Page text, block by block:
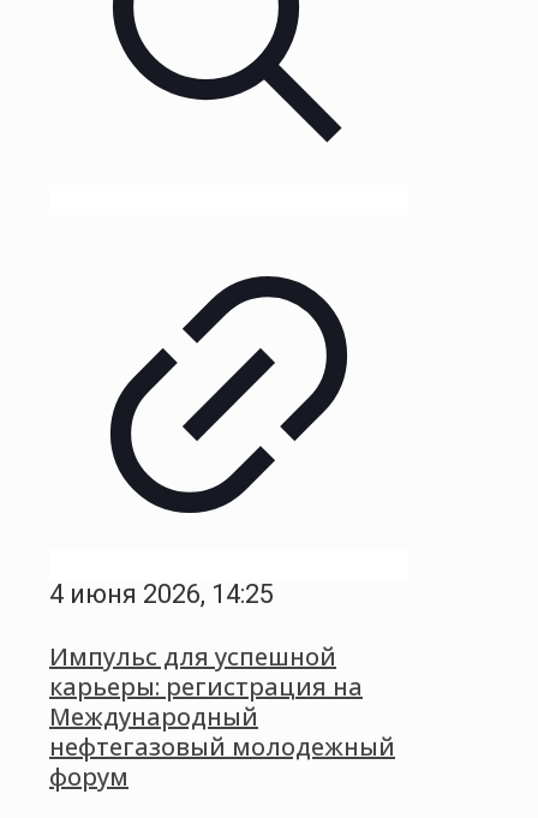
4 июня 2026, 14:25
Импульс для успешной
карьеры: регистрация на
Международный
нефтегазовый молодежный
форум